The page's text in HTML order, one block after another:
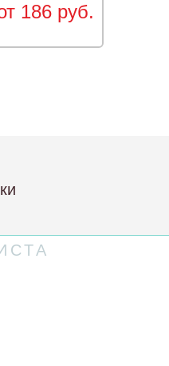
186 руб.